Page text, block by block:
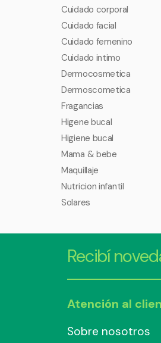
Cuidado corporal
Cuidado facial
Cuidado femenino
Cuidado intimo
Dermocosmetica
Dermoscometica
Fragancias
Higene bucal
Higiene bucal
Mama & bebe
Maquillaje
Nutricion infantil
Solares
Recibí
Atención al
Sobre nosotros